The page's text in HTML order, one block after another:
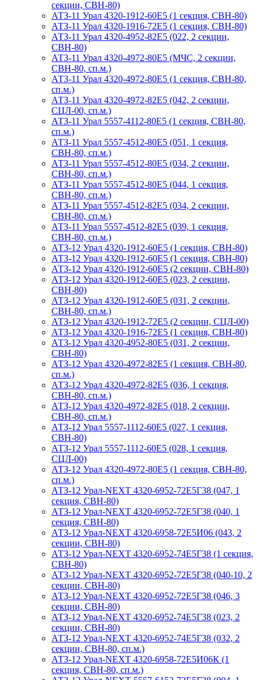
секции, СВН-80)
АТЗ-11 Урал 4320-1912-60Е5 (1 секция, СВН-80)
АТЗ-11 Урал 4320-1916-72Е5 (1 секция, СВН-80)
АТЗ-11 Урал 4320-4952-82Е5 (022, 2 секции,
СВН-80)
АТЗ-11 Урал 4320-4972-80Е5 (МЧС, 2 секции,
СВН-80, сп.м.)
АТЗ-11 Урал 4320-4972-80Е5 (1 секция, СВН-80,
сп.м.)
АТЗ-11 Урал 4320-4972-82Е5 (042, 2 секции,
СЦЛ-00, сп.м.)
АТЗ-11 Урал 5557-4112-80Е5 (1 секция, СВН-80,
сп.м.)
АТЗ-11 Урал 5557-4512-80Е5 (051, 1 секция,
СВН-80, сп.м.)
АТЗ-11 Урал 5557-4512-80Е5 (034, 2 секции,
СВН-80, сп.м.)
АТЗ-11 Урал 5557-4512-80Е5 (044, 1 секция,
СВН-80, сп.м.)
АТЗ-11 Урал 5557-4512-82Е5 (034, 2 секции,
СВН-80, сп.м.)
АТЗ-11 Урал 5557-4512-82Е5 (039, 1 секция,
СВН-80, сп.м.)
АТЗ-12 Урал 4320-1912-60Е5 (1 секция, СВН-80)
АТЗ-12 Урал 4320-1912-60Е5 (1 секция, СВН-80)
АТЗ-12 Урал 4320-1912-60Е5 (2 секции, СВН-80)
АТЗ-12 Урал 4320-1912-60Е5 (023, 2 секции,
СВН-80)
АТЗ-12 Урал 4320-1912-60Е5 (031, 2 секции,
СВН-80, сп.м.)
АТЗ-12 Урал 4320-1912-72Е5 (2 секции, СЦЛ-00)
АТЗ-12 Урал 4320-1916-72Е5 (1 секция, СВН-80)
АТЗ-12 Урал 4320-4952-80Е5 (031, 2 секции,
СВН-80)
АТЗ-12 Урал 4320-4972-82Е5 (1 секция, СВН-80,
сп.м.)
АТЗ-12 Урал 4320-4972-82Е5 (036, 1 секция,
СВН-80, сп.м.)
АТЗ-12 Урал 4320-4972-82Е5 (018, 2 секции,
СВН-80, сп.м.)
АТЗ-12 Урал 5557-1112-60Е5 (027, 1 секция,
СВН-80)
АТЗ-12 Урал 5557-1112-60Е5 (028, 1 секция,
СЦЛ-00)
АТЗ-12 Урал 4320-4972-80Е5 (1 секция, СВН-80,
сп.м.)
АТЗ-12 Урал-NEXT 4320-6952-72Е5Г38 (047, 1
секция, СВН-80)
АТЗ-12 Урал-NEXT 4320-6952-72Е5Г38 (040, 1
секция, СВН-80)
АТЗ-12 Урал-NEXT 4320-6958-72Е5И06 (043, 2
секции, СВН-80)
АТЗ-12 Урал-NEXT 4320-6952-74Е5Г38 (1 секция,
СВН-80)
АТЗ-12 Урал-NEXT 4320-6952-72Е5Г38 (040-10, 2
секции, СВН-80)
АТЗ-12 Урал-NEXT 4320-6952-72Е5Г38 (046, 3
секции, СВН-80)
АТЗ-12 Урал-NEXT 4320-6952-74Е5Г38 (023, 2
секции, СВН-80)
АТЗ-12 Урал-NEXT 4320-6952-74Е5Г38 (032, 2
секции, СВН-80, сп.м.)
АТЗ-12 Урал-NEXT 4320-6958-72Е5И06К (1
секция, СВН-80, сп.м.)